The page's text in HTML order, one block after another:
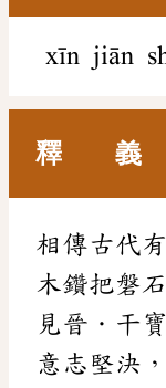
xīn jiān
釋 義
相傳古代
木鑽把磐
見晉．干
意志堅決